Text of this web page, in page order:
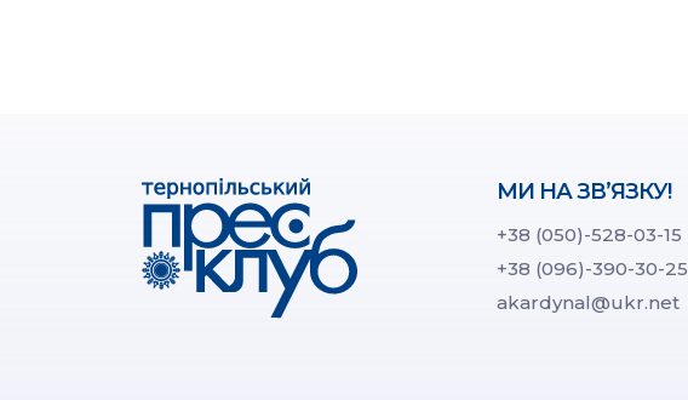
МИ НА ЗВ’ЯЗКУ!
+38 (050)-528-03-15
+38 (096)-390-30-25
akardynal@ukr.net